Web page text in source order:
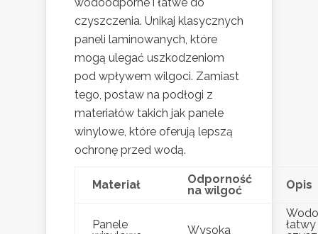
wodoodporne i łatwe do
czyszczenia. Unikaj klasycznych
paneli laminowanych, które
mogą ulegać uszkodzeniom
pod wpływem wilgoci. Zamiast
tego, postaw na podłogi z
materiałów takich jak panele
winylowe, które oferują lepszą
ochronę przed wodą.
Materiał
Odporność
na wilgoć
Opis
Panele
Wysoka